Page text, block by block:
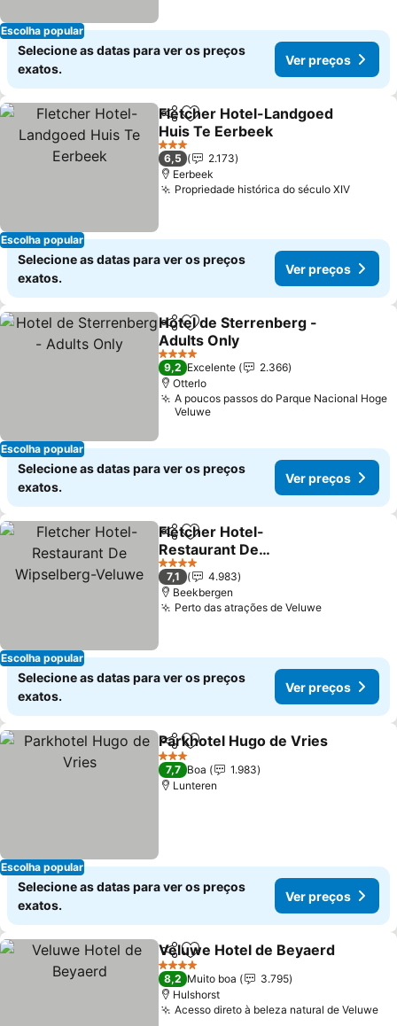
Escolha popular
Selecione as datas para ver os preços
exatos.
Ver preços
Escolha popular
PartilharAdicionar aos favoritos
Fletcher Hotel-Landgoed
Huis Te Eerbeek
Ver preços
3 Estrelas
6,5
2.173
Eerbeek
Propriedade histórica do século XIVVer
Selecione as datas para ver os preços
exatos.
Ver preços
Escolha popular
PartilharAdicionar aos favoritos
Hotel de Sterrenberg -
Adults Only
Ver preços
4 Estrelas
9,2 Excelente
2.366
Otterlo
A poucos passos do Parque Nacional Hoge
Veluwe
Selecione as datas para ver os preços
exatos.
Ver preços
Escolha popular
PartilharAdicionar aos favoritos
Fletcher Hotel-
Restaurant De
Wipselberg-Veluwe
Ver preços
4 Estrelas
7,1
4.983
Beekbergen
Perto das atrações de VeluweVer preços
Selecione as datas para ver os preços
exatos.
Ver preços
Escolha popular
PartilharAdicionar aos favoritos
Parkhotel Hugo de Vries
3 Estrelas
7,7 Boa
1.983
Lunteren
Selecione as datas para ver os preços
exatos.
Ver preços
PartilharAdicionar aos favoritos
Veluwe Hotel de Beyaerd
4 Estrelas
8,2 Muito boa
3.795
Hulshorst
Acesso direto à beleza natural de Veluwe